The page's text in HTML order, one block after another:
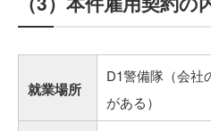
就業場所
D1警備隊（会社
がある）